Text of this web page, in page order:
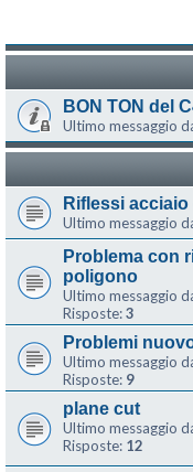
BON TON del
Ultimo messaggio
Riflessi
Ultimo messaggio
Problema con
poligono
Ultimo messaggio
Risposte:3
Problemi
Ultimo messaggio
Risposte: 9
plane cut
Ultimo messaggio
Risposte: 12